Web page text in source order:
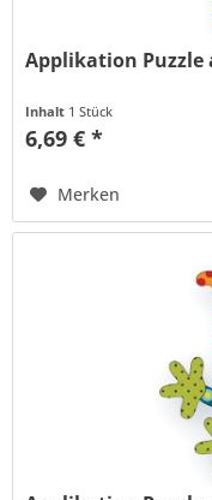
Applikation Puzzle
Inhalt 1 Stück
6,69 € *
Merken